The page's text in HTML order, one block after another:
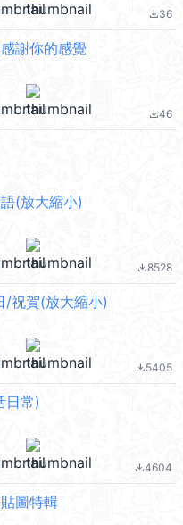
file_download36
謝你的感覺
file_download46
(放大縮小)
file_download8528
/祝賀(放大縮小)
file_download5405
日常)
file_download4604
圖特輯